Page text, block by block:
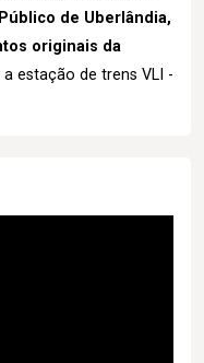
de Uberlândia,
originais da
estação de trens VLI -